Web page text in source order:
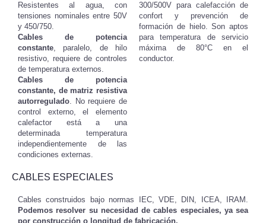
Resistentes al agua, con
tensiones nominales entre 50V
y 450/750.
Cables de potencia
constante, paralelo, de hilo
resistivo, requiere de controles
de temperatura externos.
Cables de potencia
constante, de matriz resistiva
autorregulado. No requiere de
control externo, el elemento
calefactor está a una
determinada temperatura
independientemente de las
condiciones externas.
300/500V para calefacción de
confort y prevención de
formación de hielo. Son aptos
para temperatura de servicio
máxima de 80°C en el
conductor.
CABLES ESPECIALES
Cables construidos bajo normas IEC, VDE, DIN, ICEA, IRAM.
Podemos resolver su necesidad de cables especiales, ya sea
por construcción o longitud de fabricación.